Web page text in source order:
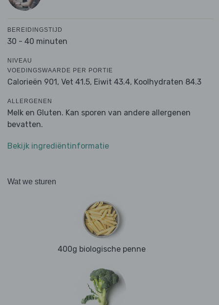
BEREIDINGSTIJD
30 - 40 minuten
NIVEAU
VOEDINGSWAARDE PER PORTIE
Calorieën 901, Vet 41.5, Eiwit 43.4, Koolhydraten 84.3
ALLERGENEN
Melk en Gluten. Kan sporen van andere allergenen
bevatten.
Bekijk ingrediëntinformatie
Wat we sturen
400g biologische penne